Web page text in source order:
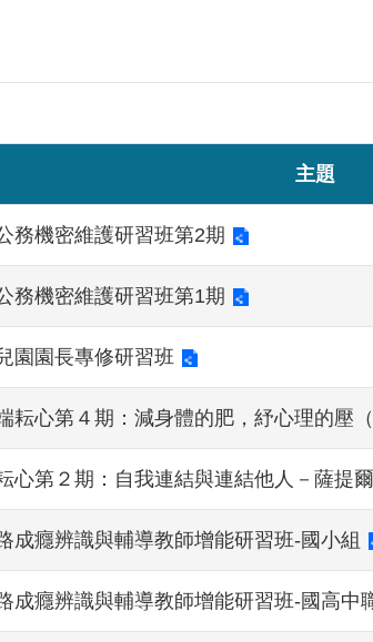
主題
務機密維護研習班第2期
務機密維護研習班第1期
園園長專修研習班
耘心第４期：減身體的肥，紓心理的壓
心第２期：自我連結與連結他人－薩提
成癮辨識與輔導教師增能研習班-國小組
成癮辨識與輔導教師增能研習班-國高中